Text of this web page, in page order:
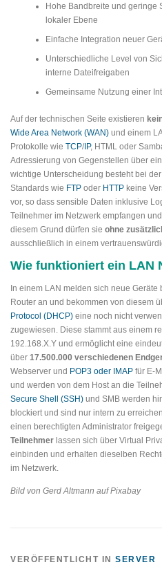
Hohe Bandbreite und geringe
lokaler Ebene
Einfache Integration neuer
Unterschiedliche Level von
interne Dateifreigaben
Gemeinsame Nutzung einer
Auf der technischen Seite existieren
Wide Area Network (WAN) und einem
Protokolle wie TCP/IP, HTML oder
Adressierung von Gegenstellen über
wichtige Unterscheidung besteht bei
Standards wie FTP oder HTTP keine
vor, so dass sensible Daten inklusive
Teilnehmer im Netzwerk empfangen
diesem Grund dürfen sie ohne
ausschließlich in einem
Wie funktioniert ein LAN
In einem LAN melden sich neue
Router an und bekommen von diesem
Protocol (DHCP) eine noch nicht
zugewiesen. Diese stammt aus einem
192.168.X.Y und ermöglicht eine
über 17.500.000 verschiedenen
Webserver und POP3 oder IMAP für E-
und werden von dem Host an die
Secure Shell (SSH) und SMB werden
blockiert und sind nur intern zu
einen berechtigten Administrator
Teilnehmer lassen sich über Virtual
einbinden und erhalten dieselben
im Netzwerk.
Bild von Gerd Altmann auf Pixabay
VERÖFFENTLICHT IN SERVER